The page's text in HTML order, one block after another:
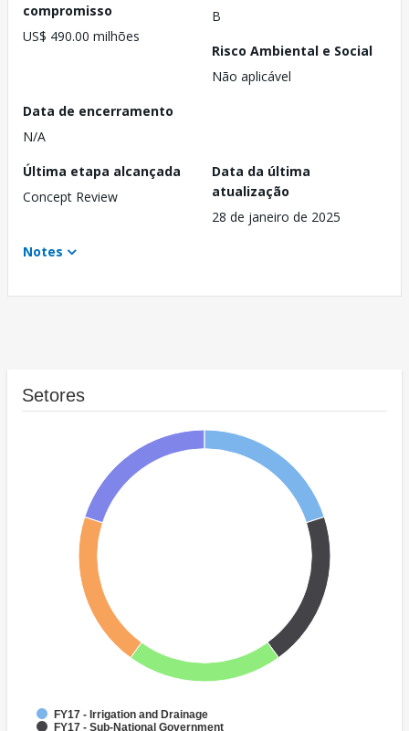
compromisso
US$ 490.00 milhões
B
Risco Ambiental e Social
Não aplicável
Data de encerramento
N/A
Última etapa alcançada
Concept Review
Data da última
atualização
28 de janeiro de 2025
Notes
Setores
FY17 - Irrigation and Drainage
FY17 - Sub-National Government